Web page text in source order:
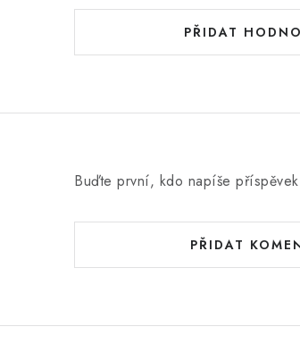
PŘIDAT
Buďte první, kdo napíše
PŘIDAT